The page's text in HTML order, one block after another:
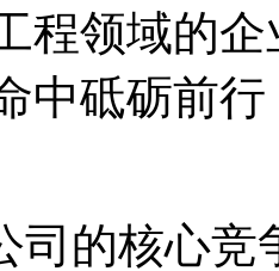
程领域的
中砥砺前
司的核心